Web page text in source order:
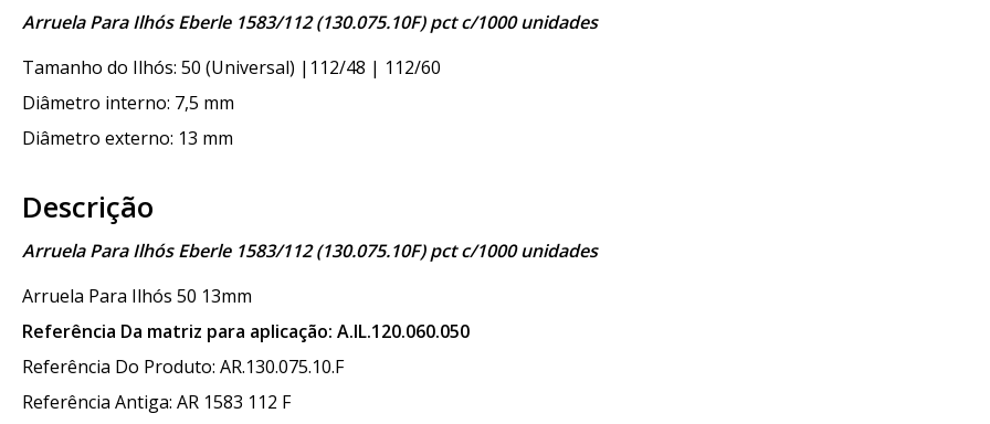
Arruela Para Ilhós Eberle 1583/112 (130.075.10F) pct c/1000 unidades
Tamanho do Ilhós: 50 (Universal) |112/48 | 112/60
Diâmetro interno: 7,5 mm
Diâmetro externo: 13 mm
Descrição
Arruela Para Ilhós Eberle 1583/112 (130.075.10F) pct c/1000 unidades
Arruela Para Ilhós 50 13mm
Referência Da matriz para aplicação: A.IL.120.060.050
Referência Do Produto: AR.130.075.10.F
Referência Antiga: AR 1583 112 F